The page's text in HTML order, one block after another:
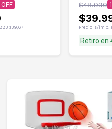
$48.990
Precio s/imp.
Retiro en